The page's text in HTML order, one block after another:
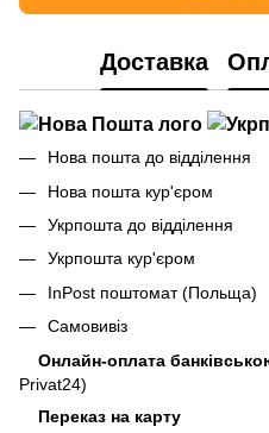
Доставка
Нова пошта до відділення
Нова пошта кур'єром
Укрпошта до відділення
Укрпошта кур'єром
InPost поштомат (Польща)
Самовивіз
Онлайн-оплата
Privat24)
Переказ на карту